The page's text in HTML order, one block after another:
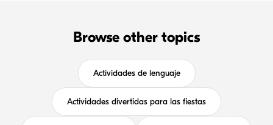
Browse other topics
Actividades de lenguaje
Actividades divertidas para las fiestas